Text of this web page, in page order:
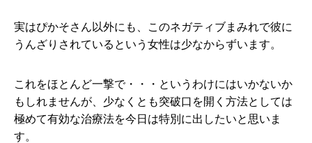
実はぴかそさん以外にも、このネガティブまみれで彼に
うんざりされているという女性は少なからずいます。
これをほとんど一撃で・・・というわけにはいかないか
もしれませんが、少なくとも突破口を開く方法としては
極めて有効な治療法を今日は特別に出したいと思いま
す。